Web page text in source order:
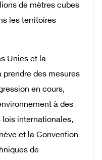
de mètres cubes
les territoires
Unies et la
des mesures
en cours,
à des
internationales,
et la Convention
de